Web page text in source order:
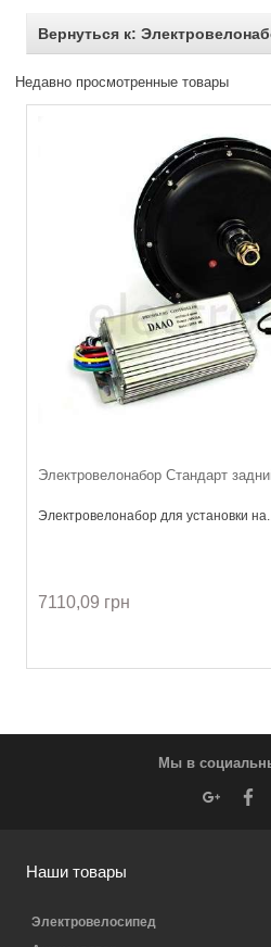
Вернуться к:
Недавно просмотренные товары
Электровелонабор Стандарт
Электровелонабор для установки на...
7110,09 грн
Мы в
Наши товары
Электровелосипед